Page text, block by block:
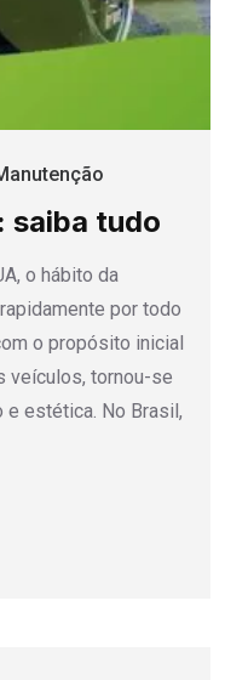
saiba tudo
o hábito da
por todo
o propósito inicial
veículos, tornou-se
e estética. No Brasil,